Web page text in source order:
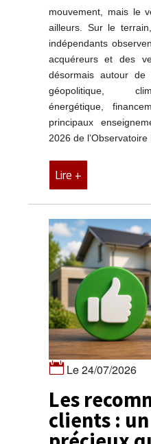
mouvement, mais le
ailleurs. Sur le
indépendants
acquéreurs et des
désormais autour de
géopolitique,
énergétique,
principaux
2026 de l’Observatoire
Lire +
Le 24/07/2026
Les
clients :